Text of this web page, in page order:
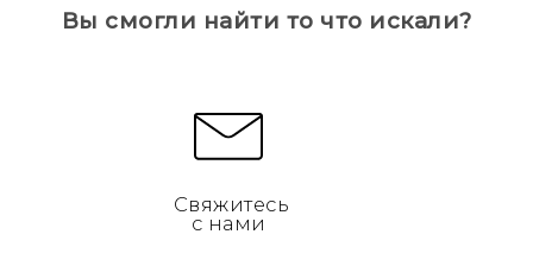
Вы смогли найти то что искали?
Свяжитесь
с нами